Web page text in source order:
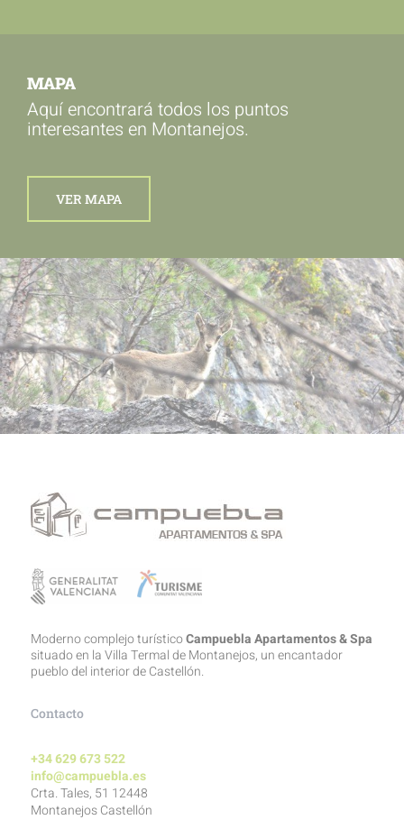
MAPA
Aquí encontrará todos los puntos
interesantes en Montanejos.
VER MAPA
Moderno complejo turísticoCampuebla Apartamentos & Spa
situado en la Villa Termal de Montanejos, un encantador
pueblo del interior de Castellón.
Contacto
+34 629 673 522
info@campuebla.es
Crta. Tales, 51 12448
Montanejos Castellón